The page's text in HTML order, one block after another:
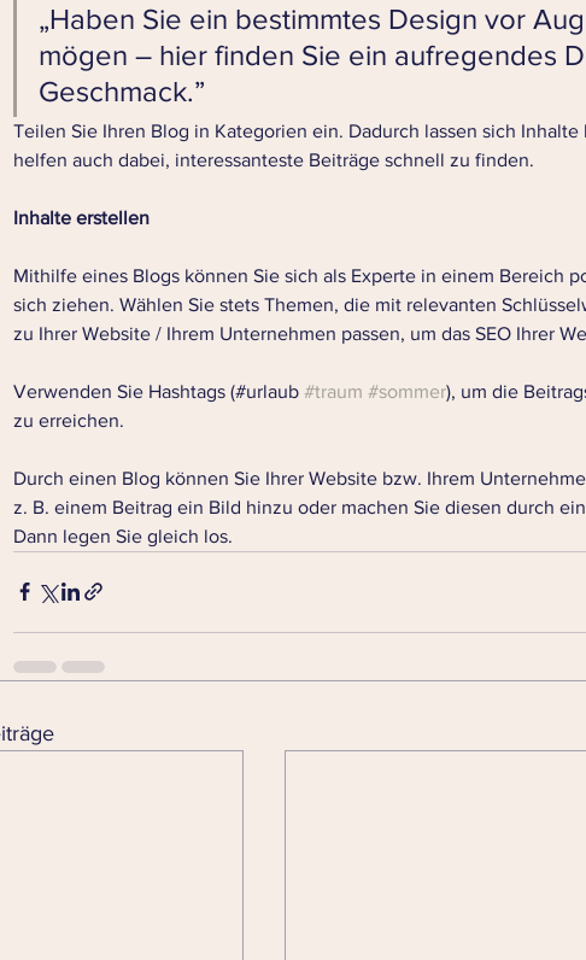
„Haben Sie ein bestimmtes Design vor
mögen – hier finden Sie ein aufregendes
Geschmack.”
Teilen Sie Ihren Blog in Kategorien ein. Dadurch lassen sich
helfen auch dabei, interessanteste Beiträge schnell zu finden.
Inhalte erstellen
Mithilfe eines Blogs können Sie sich als Experte in einem Bereich
sich ziehen. Wählen Sie stets Themen, die mit relevanten
zu Ihrer Website / Ihrem Unternehmen passen, um das SEO Ihrer
Verwenden Sie Hashtags (#urlaub #traum #sommer), um die
zu erreichen.
Durch einen Blog können Sie Ihrer Website bzw. Ihrem
z. B. einem Beitrag ein Bild hinzu oder machen Sie diesen durch
Dann legen Sie gleich los.